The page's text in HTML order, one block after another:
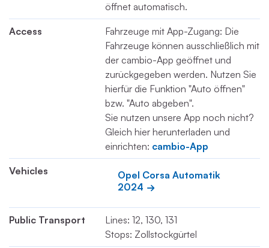
öffnet automatisch.
Access
Fahrzeuge mit App-Zugang: Die
Fahrzeuge können ausschließlich mit
der cambio-App geöffnet und
zurückgegeben werden. Nutzen Sie
hierfür die Funktion "Auto öffnen"
bzw. "Auto abgeben".
Sie nutzen unsere App noch nicht?
Gleich hier herunterladen und
einrichten: cambio-App
Vehicles
Opel Corsa Automatik
2024
Public Transport
Lines: 12, 130, 131
Stops: Zollstockgürtel